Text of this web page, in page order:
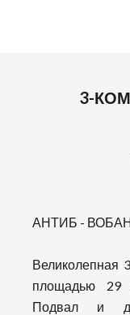
3-
АНТИБ -
Великолепная
площадью 29
Подвал и